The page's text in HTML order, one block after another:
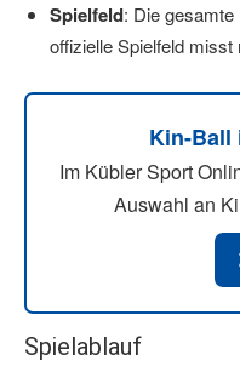
Spielfeld: Die
offizielle Spielfeld
Kin-Ball
Im Kübler Sport
Auswahl an
Spielablauf